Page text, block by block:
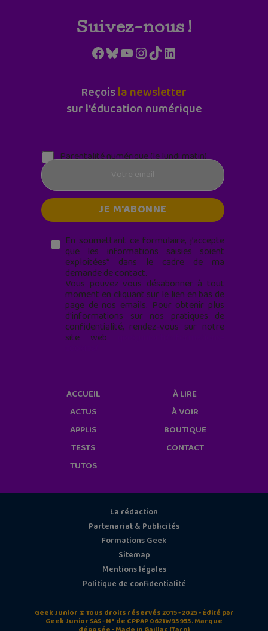
Suivez-nous !
Facebook
Bluesky
YouTube
Instagram
TikTokLinkedIn
Reçoisla newsletter
sur l'éducation numérique
Parentalité numérique (le lundi matin)
En soumettant ce formulaire, j’accepte
que les informations saisies soient
exploitées* dans le cadre de ma
demande de contact.
Vous pouvez vous désabonner à tout
moment en cliquant sur le lien en bas de
page de nos emails. Pour obtenir plus
d'informations sur nos pratiques de
confidentialité, rendez-vous sur notre
site web
ACCUEIL
ACTUS
APPLIS
TESTS
TUTOS
À LIRE
À VOIR
BOUTIQUE
CONTACT
La rédaction
Partenariat & Publicités
Formations Geek
Sitemap
Mentions légales
Politique de confidentialité
Geek Junior © Tous droits réservés 2015 - 2025 - Édité par
Geek Junior SAS - N° de CPPAP 0621W93953. Marque